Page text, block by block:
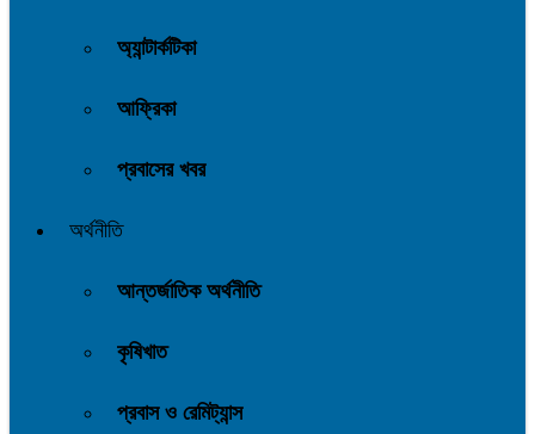
অ্যান্টার্কটিকা
আফ্রিকা
প্রবাসের খবর
অর্থনীতি
আন্তর্জাতিক অর্থনীতি
কৃষিখাত
প্রবাস ও রেমিট্যান্স